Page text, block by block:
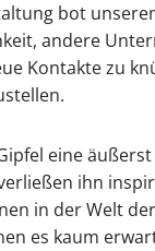
bot
andere
Kontakte zu
eine
ihn
in der Welt
es kaum